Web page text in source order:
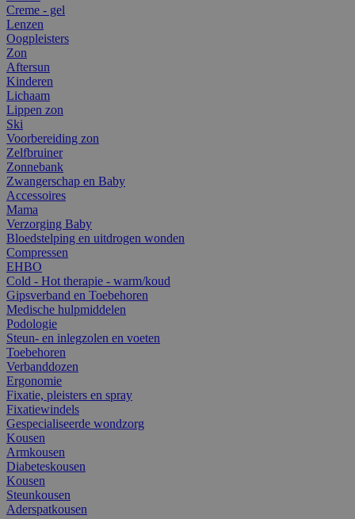
Creme - gel
Lenzen
Oogpleisters
Zon
Aftersun
Kinderen
Lichaam
Lippen zon
Ski
Voorbereiding zon
Zelfbruiner
Zonnebank
Zwangerschap en Baby
Accessoires
Mama
Verzorging Baby
Bloedstelping en uitdrogen wonden
Compressen
EHBO
Cold - Hot therapie - warm/koud
Gipsverband en Toebehoren
Medische hulpmiddelen
Podologie
Steun- en inlegzolen en voeten
Toebehoren
Verbanddozen
Ergonomie
Fixatie, pleisters en spray
Fixatiewindels
Gespecialiseerde wondzorg
Kousen
Armkousen
Diabeteskousen
Kousen
Steunkousen
Aderspatkousen